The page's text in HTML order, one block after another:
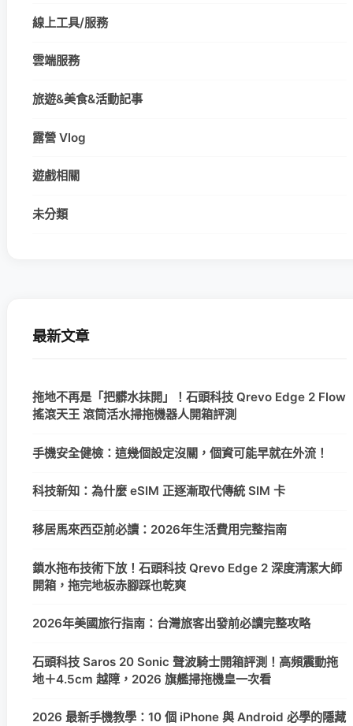
線上工具/服務
雲端服務
旅遊&美食&活動記事
露營 Vlog
遊戲相關
未分類
最新文章
拖地不再是「把髒水抹開」！石頭科技 Qrevo Edge 2 Flow
搖滾天王 滾筒活水掃拖機器人開箱評測
手機安全健檢：這幾個設定沒關，個資可能早就在外流！
科技新知：為什麼 eSIM 正逐漸取代傳統 SIM 卡
移居馬來西亞前必讀：2026年生活費用完整指南
鎖水拖布技術下放！石頭科技 Qrevo Edge 2 深度清潔大師
開箱，拖完地板赤腳踩也乾爽
2026年美國旅行指南：台灣旅客出發前必讀完整攻略
石頭科技 Saros 20 Sonic 聲波騎士開箱評測！高頻震動拖
地＋4.5cm 越障，2026 旗艦掃拖機皇一次看
2026 最新手機教學：10 個 iPhone 與 Android 必學的隱藏